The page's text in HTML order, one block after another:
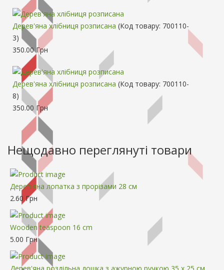
Дерев'яна хлібниця розписана (Код товару: 700110-
3)
350.00 Грн
Дерев'яна хлібниця розписана (Код товару: 700110-
8)
350.00 Грн
Нещодавно переглянуті товари
Дерев'яна лопатка з прорізами 28 см
2.60 Грн
Wooden teaspoon 16 cm
5.00 Грн